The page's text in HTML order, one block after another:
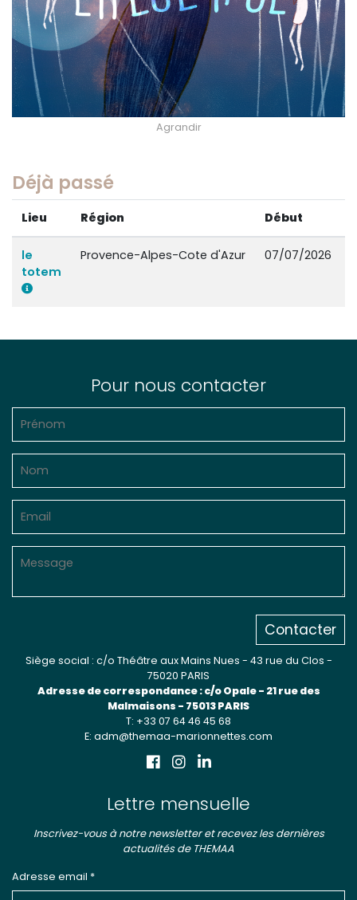
Agrandir
Déjà passé
Lieu Région Début
le
totem
Provence-Alpes-Cote d'Azur 07/07/2026
Pour nous contacter
Contacter
Siège social : c/o Théâtre aux Mains Nues - 43 rue du Clos -
75020 PARIS
Adresse de correspondance : c/o Opale - 21 rue des
Malmaisons - 75013 PARIS
T: +33 07 64 46 45 68
E: adm@themaa-marionnettes.com
Lettre mensuelle
Inscrivez-vous à notre newsletter et recevez les dernières
actualités de THEMAA
Adresse email *